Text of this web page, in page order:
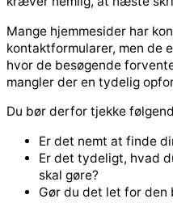
Mange hjemmesider har
kontaktformularer, men de
hvor de besøgende
mangler der en tydelig
Du bør derfor tjekke
Er det nemt at finde
Er det tydeligt, hvad
skal gøre?
Gør du det let for den